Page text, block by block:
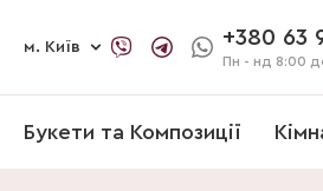
м. Київ +380 63
Пн - нд 8:00
Букети та Композиції